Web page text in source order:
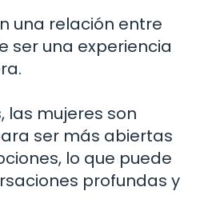
una relación entre
ser una experiencia
las mujeres son
ser más abiertas
lo que puede
profundas y